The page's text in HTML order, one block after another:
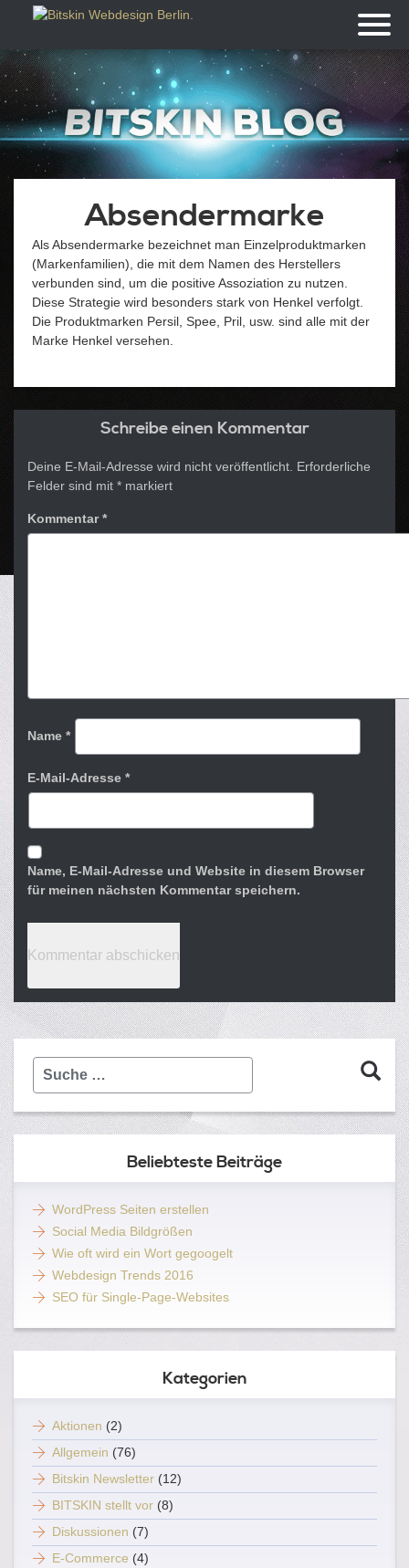
Absendermarke
Als Absendermarke bezeichnet man Einzelproduktmarken
(Markenfamilien), die mit dem Namen des Herstellers
verbunden sind, um die positive Assoziation zu nutzen.
Diese Strategie wird besonders stark von Henkel verfolgt.
Die Produktmarken Persil, Spee, Pril, usw. sind alle mit der
Marke Henkel versehen.
Schreibe einen Kommentar
Deine E-Mail-Adresse wird nicht veröffentlicht. Erforderliche
Felder sind mit * markiert
Kommentar*
Name *
E-Mail-Adresse *
Name, E-Mail-Adresse und Website in diesem Browser
für meinen nächsten Kommentar speichern.
Suche
Beliebteste Beiträge
WordPress Seiten erstellen
Social Media Bildgrößen
Wie oft wird ein Wort gegoogelt
Webdesign Trends 2016
SEO für Single-Page-Websites
Kategorien
Aktionen (2)
Allgemein (76)
Bitskin Newsletter (12)
BITSKIN stellt vor (8)
Diskussionen (7)
E-Commerce (4)